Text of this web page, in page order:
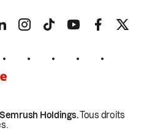
Holdings.Tous droits